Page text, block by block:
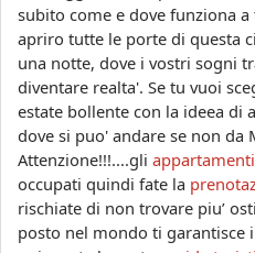
subito come e dove funziona
apriro tutte le porte di questa
una notte, dove i vostri sogni
diventare realta'. Se tu vuoi
estate bollente con la ideea di
dove si puo' andare se non da
Attenzione!!!....gli appartamenti
occupati quindi fate la
rischiate di non trovare piu’
posto nel mondo ti garantisce